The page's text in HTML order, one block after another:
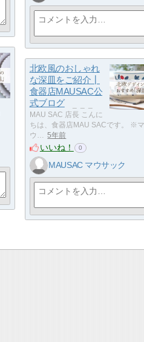
北欧風のおしゃれ
な深皿をご紹介┃
食器店MAUSAC公
式ブログ
MAU SAC 店長 こんに
ちは、食器店MAU SACです。 ※マ
ウ…
5年前
いいね！ 0
MAUSAC マウサック